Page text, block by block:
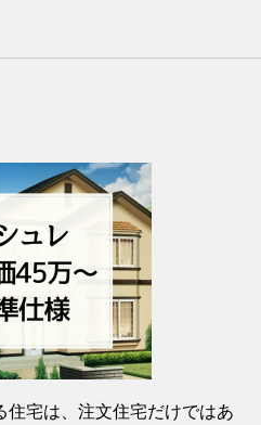
住宅は、注文住宅だけではあ